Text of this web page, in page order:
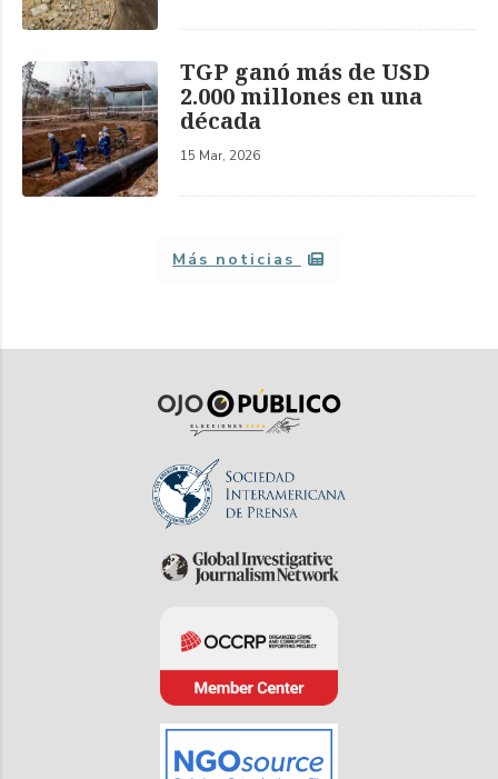
TGP ganó más de USD
2.000 millones en una
década
15 Mar, 2026
Más noticias